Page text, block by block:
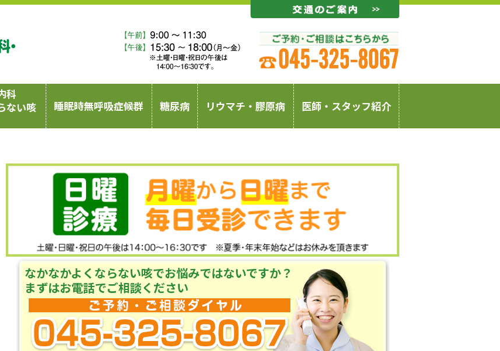
横浜弘明寺呼吸器内科・内科クリニック
科
ない咳
睡眠時無呼吸症候群 糖尿病 リウマチ・膠原病 医師・スタッフ紹介
なかなかよくならない咳でお悩みではないですか？
まずはお電話でご相談ください